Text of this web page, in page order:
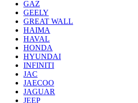
GAZ
GEELY
GREAT WALL
HAIMA
HAVAL
HONDA
HYUNDAI
INFINITI
JAC
JAECOO
JAGUAR
JEEP